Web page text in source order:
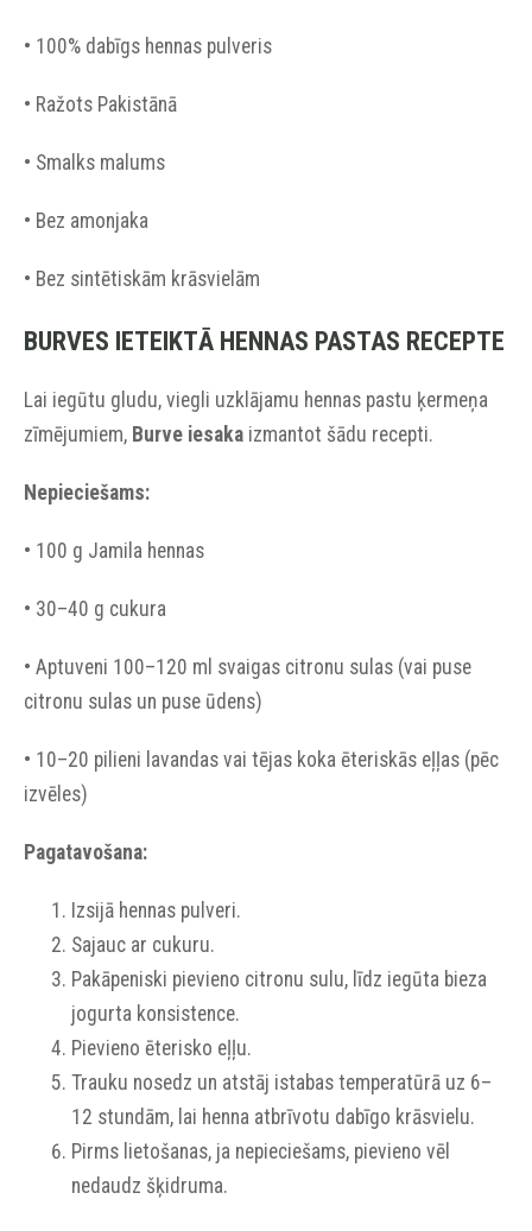
• 100% dabīgs hennas pulveris
• Ražots Pakistānā
• Smalks malums
• Bez amonjaka
• Bez sintētiskām krāsvielām
BURVES IETEIKTĀ HENNAS PASTAS RECEPTE
Lai iegūtu gludu, viegli uzklājamu hennas pastu ķermeņa
zīmējumiem, Burve iesaka izmantot šādu recepti.
Nepieciešams:
• 100 g Jamila hennas
• 30–40 g cukura
• Aptuveni 100–120 ml svaigas citronu sulas (vai puse
citronu sulas un puse ūdens)
• 10–20 pilieni lavandas vai tējas koka ēteriskās eļļas (pēc
izvēles)
Pagatavošana:
Izsijā hennas pulveri.
Sajauc ar cukuru.
Pakāpeniski pievieno citronu sulu, līdz iegūta bieza
jogurta konsistence.
Pievieno ēterisko eļļu.
Trauku nosedz un atstāj istabas temperatūrā uz 6–
12 stundām, lai henna atbrīvotu dabīgo krāsvielu.
Pirms lietošanas, ja nepieciešams, pievieno vēl
nedaudz šķidruma.